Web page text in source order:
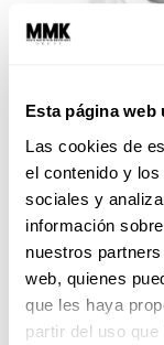
Esta página web
Las cookies de
el contenido y
sociales y
información
nuestros
web, quienes
que les haya
partir del uso
4